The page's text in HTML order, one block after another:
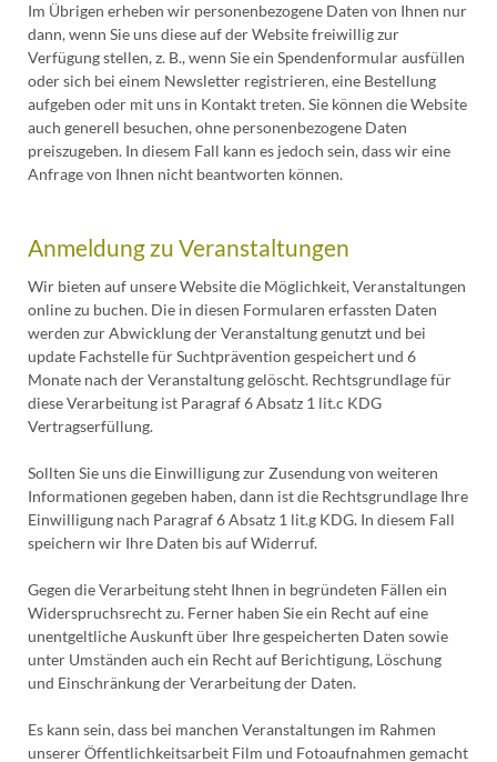
Im Übrigen erheben wir personenbezogene Daten von Ihnen nur
dann, wenn Sie uns diese auf der Website freiwillig zur
Verfügung stellen, z. B., wenn Sie ein Spendenformular ausfüllen
oder sich bei einem Newsletter registrieren, eine Bestellung
aufgeben oder mit uns in Kontakt treten. Sie können die Website
auch generell besuchen, ohne personenbezogene Daten
preiszugeben. In diesem Fall kann es jedoch sein, dass wir eine
Anfrage von Ihnen nicht beantworten können.
Anmeldung zu Veranstaltungen
Wir bieten auf unsere Website die Möglichkeit, Veranstaltungen
online zu buchen. Die in diesen Formularen erfassten Daten
werden zur Abwicklung der Veranstaltung genutzt und bei
update Fachstelle für Suchtprävention gespeichert und 6
Monate nach der Veranstaltung gelöscht. Rechtsgrundlage für
diese Verarbeitung ist Paragraf 6 Absatz 1 lit.c KDG
Vertragserfüllung.
Sollten Sie uns die Einwilligung zur Zusendung von weiteren
Informationen gegeben haben, dann ist die Rechtsgrundlage Ihre
Einwilligung nach Paragraf 6 Absatz 1 lit.g KDG. In diesem Fall
speichern wir Ihre Daten bis auf Widerruf.
Gegen die Verarbeitung steht Ihnen in begründeten Fällen ein
Widerspruchsrecht zu. Ferner haben Sie ein Recht auf eine
unentgeltliche Auskunft über Ihre gespeicherten Daten sowie
unter Umständen auch ein Recht auf Berichtigung, Löschung
und Einschränkung der Verarbeitung der Daten.
Es kann sein, dass bei manchen Veranstaltungen im Rahmen
unserer Öffentlichkeitsarbeit Film und Fotoaufnahmen gemacht